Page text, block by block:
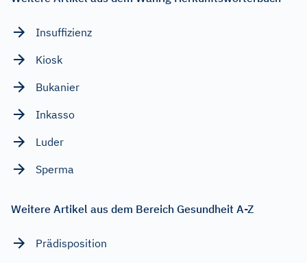
Insuffizienz
Kiosk
Bukanier
Inkasso
Luder
Sperma
Weitere Artikel aus dem Bereich Gesundheit A-Z
Prädisposition